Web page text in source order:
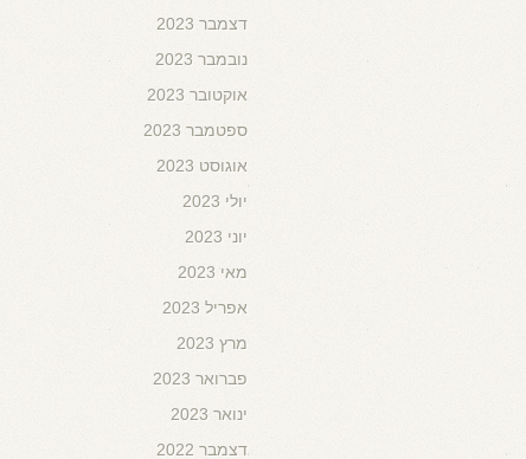
דצמבר 2023
נובמבר 2023
אוקטובר 2023
ספטמבר 2023
אוגוסט 2023
יולי 2023
יוני 2023
מאי 2023
אפריל 2023
מרץ 2023
פברואר 2023
ינואר 2023
דצמבר 2022